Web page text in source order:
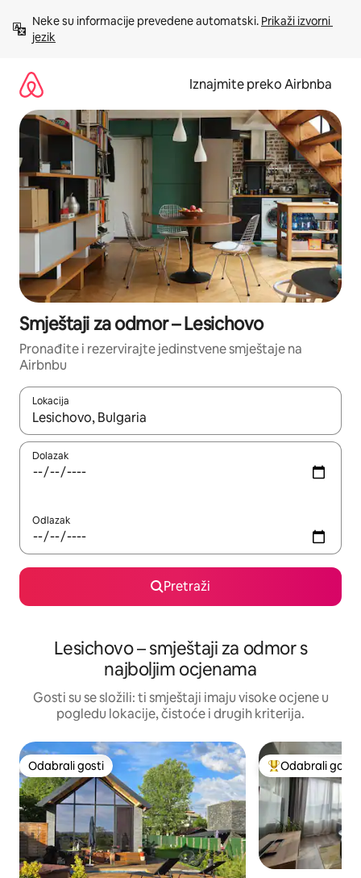
sadržaj
Neke su informacije prevedene automatski. Prikaži izvorni
jezik
Iznajmite preko Airbnba
Smještaji za odmor – Lesichovo
Pronađite i rezervirajte jedinstvene smještaje na
Airbnbu
Lokacija
Kada budu dostupni rezultati, moći ćete ih pregledati
Dolazak
Odlazak
Pretraži
Lesichovo – smještaji za odmor s
najboljim ocjenama
Gosti su se složili: ti smještaji imaju visoke ocjene u
pogledu lokacije, čistoće i drugih kriterija.
Odabrali gosti
Odabrali gosti Među najviše
Odabrali gosti